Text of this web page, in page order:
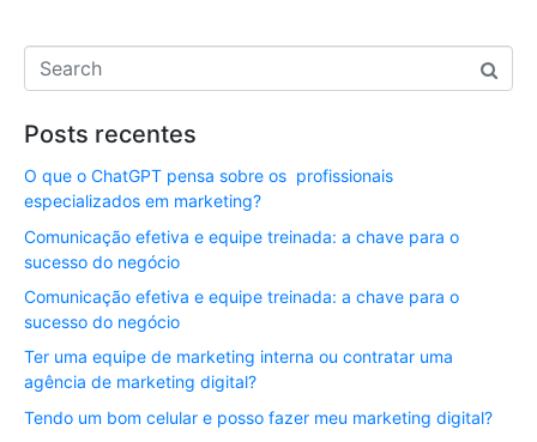
Posts recentes
O que o ChatGPT pensa sobre os profissionais
especializados em marketing?
Comunicação efetiva e equipe treinada: a chave para o
sucesso do negócio
Comunicação efetiva e equipe treinada: a chave para o
sucesso do negócio
Ter uma equipe de marketing interna ou contratar uma
agência de marketing digital?
Tendo um bom celular e posso fazer meu marketing digital?